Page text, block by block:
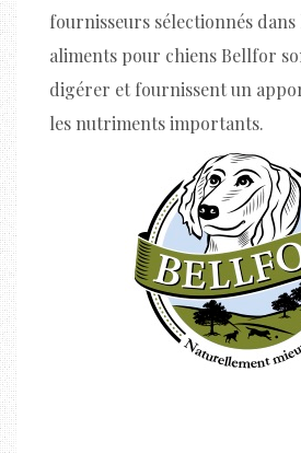
fournisseurs sélectionnés
aliments pour chiens Bellfor
digérer et fournissent un
les nutriments importants.